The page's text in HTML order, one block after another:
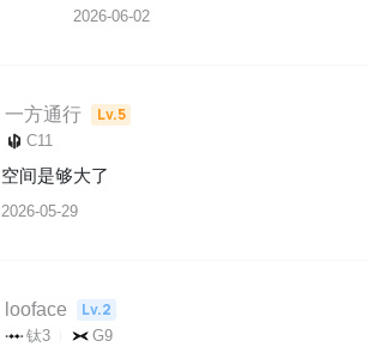
2026-06-02
一方通行 Lv.5
C11
空间是够大了
2026-05-29
looface Lv.2
钛3 G9